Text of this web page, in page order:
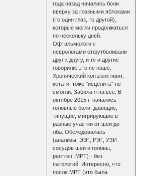
года назад начались боли
вверху за глазными яблоками
(то один глаз, то другой),
которые могли продолжаться
по нескольку дней.
Офтальмологи с
неврологами отфутболивали
друг к другу, и те и другие
говорили: это не наше.
Хронический конъюнктивит,
кстати, тоже "исцелить" не
смогли. Забила я на все. В
октябре 2015 г. начались
головные боли: давящие,
тянущие, мигрирующие в
разные участки от шеи до
лба. Обследовалась
(анализы, ЭЭГ, РЭГ, УЗИ
сосудов шеи и головы,
рентген, МРТ) - без
патологий. Интересно, что
после МРТ (это была